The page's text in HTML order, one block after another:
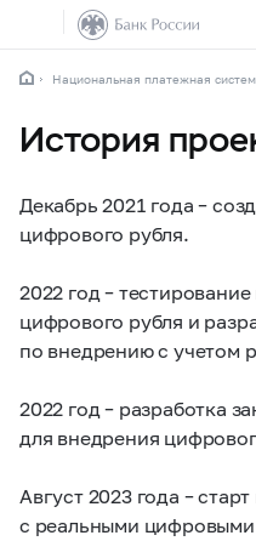
Национальная платежная
История
Декабрь 2021 года –
цифрового рубля.
2022 год –
цифрового рубля и
по внедрению с учетом
2022 год – разработка
для внедрения
Август 2023 года –
с реальными